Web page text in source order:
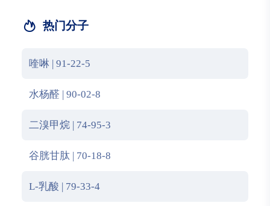
热门分子
喹啉 | 91-22-5
水杨醛 | 90-02-8
二溴甲烷 | 74-95-3
谷胱甘肽 | 70-18-8
L-乳酸 | 79-33-4